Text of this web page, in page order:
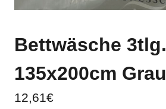
Bettwäsche 3tlg.
135x200cm Grau
12,61€